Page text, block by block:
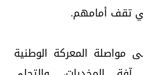
تقف أمامهم.
مواصلة المعركة الوطنية